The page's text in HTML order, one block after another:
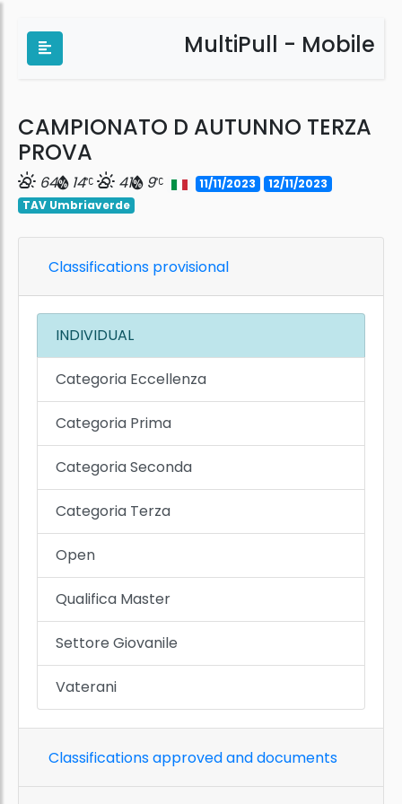
MultiPull - Mobile
CAMPIONATO D AUTUNNO TERZA
PROVA
64 14 41 9 11/11/2023
12/11/2023
TAV Umbriaverde
Classifications provisional
INDIVIDUAL
Categoria Eccellenza
Categoria Prima
Categoria Seconda
Categoria Terza
Open
Qualifica Master
Settore Giovanile
Vaterani
Classifications approved and documents